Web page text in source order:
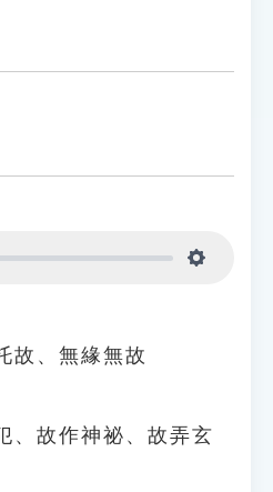
故、無緣無故
、故作神祕、故弄玄